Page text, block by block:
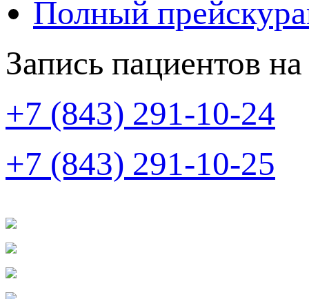
Полный
Запись пациентов
+7 (843) 291-10-24
+7 (843) 291-10-25